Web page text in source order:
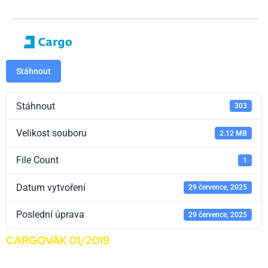
Stáhnout
Stáhnout 303
Velikost souboru 2.12 MB
File Count 1
Datum vytvoření 29 července, 2025
Poslední úprava 29 července, 2025
CARGOVÁK 01/2019